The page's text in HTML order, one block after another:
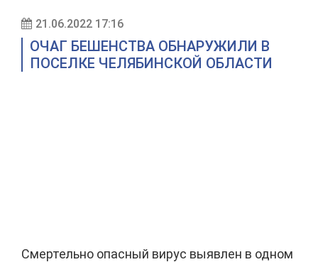
21.06.2022 17:16
ОЧАГ БЕШЕНСТВА ОБНАРУЖИЛИ В
ПОСЕЛКЕ ЧЕЛЯБИНСКОЙ ОБЛАСТИ
Смертельно опасный вирус выявлен в одном